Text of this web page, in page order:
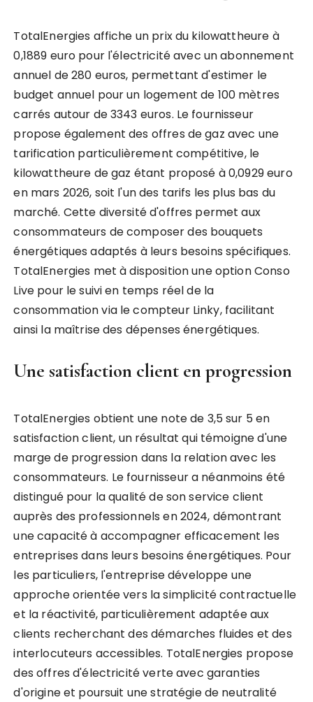
TotalEnergies affiche un prix du kilowattheure à
0,1889 euro pour l'électricité avec un abonnement
annuel de 280 euros, permettant d'estimer le
budget annuel pour un logement de 100 mètres
carrés autour de 3343 euros. Le fournisseur
propose également des offres de gaz avec une
tarification particulièrement compétitive, le
kilowattheure de gaz étant proposé à 0,0929 euro
en mars 2026, soit l'un des tarifs les plus bas du
marché. Cette diversité d'offres permet aux
consommateurs de composer des bouquets
énergétiques adaptés à leurs besoins spécifiques.
TotalEnergies met à disposition une option Conso
Live pour le suivi en temps réel de la
consommation via le compteur Linky, facilitant
ainsi la maîtrise des dépenses énergétiques.
Une satisfaction client en progression
TotalEnergies obtient une note de 3,5 sur 5 en
satisfaction client, un résultat qui témoigne d'une
marge de progression dans la relation avec les
consommateurs. Le fournisseur a néanmoins été
distingué pour la qualité de son service client
auprès des professionnels en 2024, démontrant
une capacité à accompagner efficacement les
entreprises dans leurs besoins énergétiques. Pour
les particuliers, l'entreprise développe une
approche orientée vers la simplicité contractuelle
et la réactivité, particulièrement adaptée aux
clients recherchant des démarches fluides et des
interlocuteurs accessibles. TotalEnergies propose
des offres d'électricité verte avec garanties
d'origine et poursuit une stratégie de neutralité